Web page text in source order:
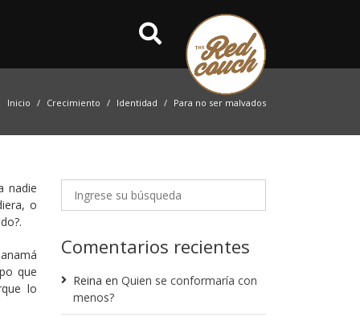
Inicio Crecimiento Identidad Para no ser malvados
nadie
o
que
lo
Comentarios recientes
Reina en Quien se conformaría con
menos?